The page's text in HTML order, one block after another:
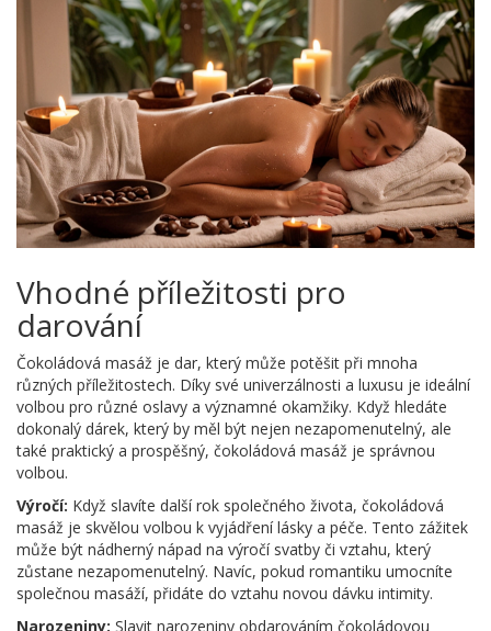
Vhodné příležitosti pro
darování
Čokoládová masáž je dar, který může potěšit při mnoha
různých příležitostech. Díky své univerzálnosti a luxusu je ideální
volbou pro různé oslavy a významné okamžiky. Když hledáte
dokonalý dárek, který by měl být nejen nezapomenutelný, ale
také praktický a prospěšný, čokoládová masáž je správnou
volbou.
Výročí: Když slavíte další rok společného života, čokoládová
masáž je skvělou volbou k vyjádření lásky a péče. Tento zážitek
může být nádherný nápad na výročí svatby či vztahu, který
zůstane nezapomenutelný. Navíc, pokud romantiku umocníte
společnou masáží, přidáte do vztahu novou dávku intimity.
Narozeniny: Slavit narozeniny obdarováním čokoládovou